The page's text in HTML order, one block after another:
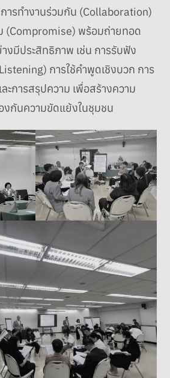
ารทำงานร่วมกัน (Collaboration)
(Compromise) พร้อมถ่ายทอด
งมีประสิทธิภาพ เช่น การรับฟัง
การใช้คำพูดเชิงบวก การ
ะการสรุปความ เพื่อสร้างความ
งกันความขัดแย้งในชุมชน